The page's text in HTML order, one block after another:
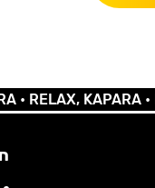
KAPARA •